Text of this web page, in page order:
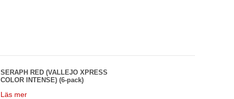
SERAPH RED (VALLEJO XPRESS
COLOR INTENSE) (6-pack)
Läs mer